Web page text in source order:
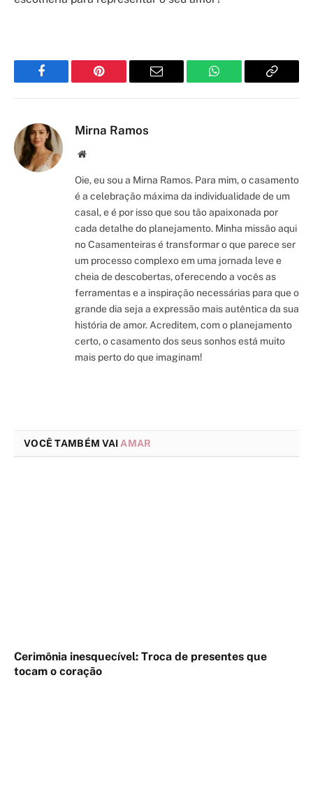
Facebook Pinterest Email WhatsApp Copy
Mirna Ramos
Site/Blog
Oie, eu sou a Mirna Ramos. Para mim, o casamento
é a celebração máxima da individualidade de um
casal, e é por isso que sou tão apaixonada por
cada detalhe do planejamento. Minha missão aqui
no Casamenteiras é transformar o que parece ser
um processo complexo em uma jornada leve e
cheia de descobertas, oferecendo a vocês as
ferramentas e a inspiração necessárias para que o
grande dia seja a expressão mais autêntica da sua
história de amor. Acreditem, com o planejamento
certo, o casamento dos seus sonhos está muito
mais perto do que imaginam!
VOCÊ TAMBÉM VAIAMAR
Cerimônia inesquecível: Troca de presentes que
tocam o coração